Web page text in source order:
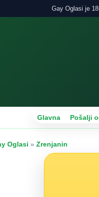
Gay Oglasi je
Glavna Pošalji
Oglasi » Zrenjanin